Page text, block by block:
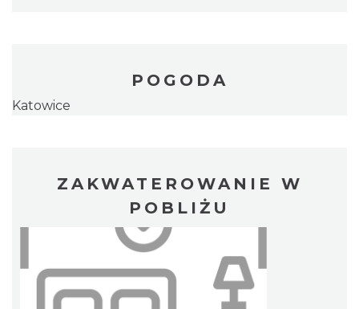
POGODA
Katowice
ZAKWATEROWANIE W
POBLIŻU